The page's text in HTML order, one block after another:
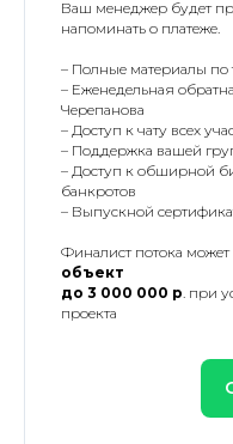
Ваш менеджер будет
напоминать о платеже.
– Полные материалы по
– Еженедельная
Черепанова
– Доступ к чату всех
– Поддержка вашей
– Доступ к обширной
банкротов
– Выпускной
Финалист потока может
объект
до 3 000 000 р. при
проекта